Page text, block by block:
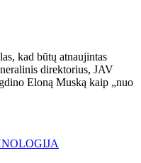
kad būtų atnaujintas
direktorius, JAV
Eloną Muską kaip „nuo